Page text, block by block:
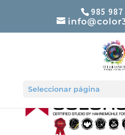
985
Seleccionar página